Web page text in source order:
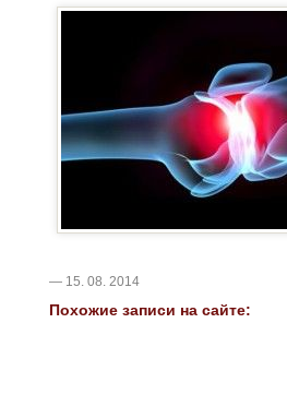
— 15. 08. 2014
Похожие записи на сайте: